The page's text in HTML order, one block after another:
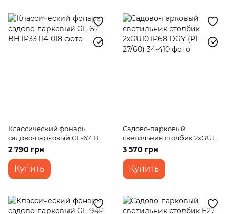
Классический фонарь
садово-парковый GL-67 BH
IP33
2 790 грн
Купить
Садово-парковый
светильник столбик 2xGU10
IP68 DGY (PL-27/60)
3 570 грн
Купить